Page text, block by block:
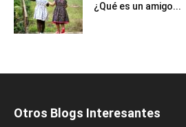
¿Qué es un amigo...
Otros Blogs Interesantes